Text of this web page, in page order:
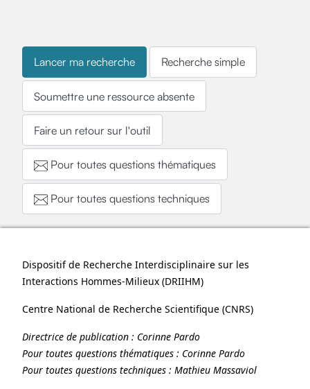
Recherche simple
Soumettre une ressource absente
Faire un retour sur l'outil
Pour toutes questions thématiques
Pour toutes questions techniques
Dispositif de Recherche Interdisciplinaire sur les
Interactions Hommes-Milieux (DRIIHM)
Centre National de Recherche Scientifique (CNRS)
Directrice de publication : Corinne Pardo
Pour toutes questions thématiques : Corinne Pardo
Pour toutes questions techniques : Mathieu Massaviol